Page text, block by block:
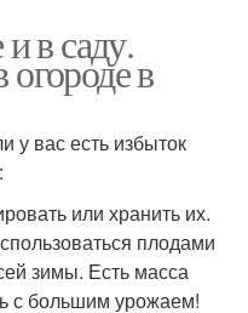
в саду.
в
у вас есть избыток
или хранить их.
плодами
зимы. Есть масса
с большим урожаем!